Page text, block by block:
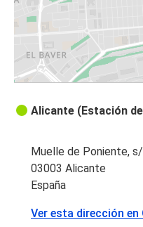
Alicante (Estación
Muelle de Poniente,
03003 Alicante
España
Ver esta dirección en